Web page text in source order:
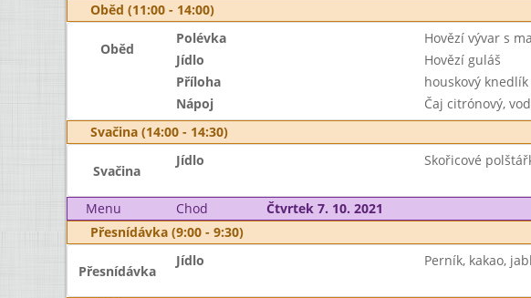
Oběd (11:00 - 14:00)
Oběd
Polévka Hovězí vývar s
Jídlo
Hovězí guláš
Příloha
houskový knedlík
Nápoj
Čaj citrónový,
Svačina (14:00 - 14:30)
Svačina
Jídlo Skořicové
Menu Chod Čtvrtek 7. 10. 2021
Přesnídávka (9:00 - 9:30)
Přesnídávka
Jídlo Perník, kakao,